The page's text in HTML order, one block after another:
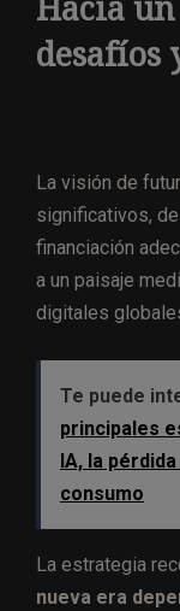
Hacia
desafíos
La visión de
significativos,
financiación
a un paisaje
digitales
Te puede
principales
IA, la
consumo
La estrategia
nueva era